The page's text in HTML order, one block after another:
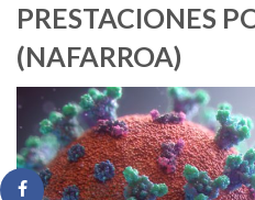
PRESTACIONES
(NAFARROA)